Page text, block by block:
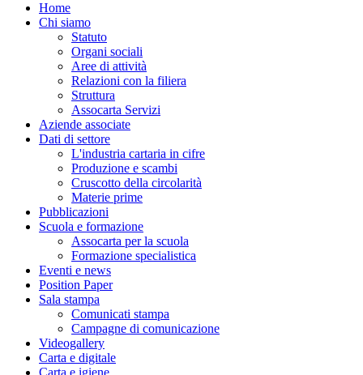
Home
Chi siamo
Statuto
Organi sociali
Aree di attività
Relazioni con la filiera
Struttura
Assocarta Servizi
Aziende associate
Dati di settore
L'industria cartaria in cifre
Produzione e scambi
Cruscotto della circolarità
Materie prime
Pubblicazioni
Scuola e formazione
Assocarta per la scuola
Formazione specialistica
Eventi e news
Position Paper
Sala stampa
Comunicati stampa
Campagne di comunicazione
Videogallery
Carta e digitale
Carta e igiene